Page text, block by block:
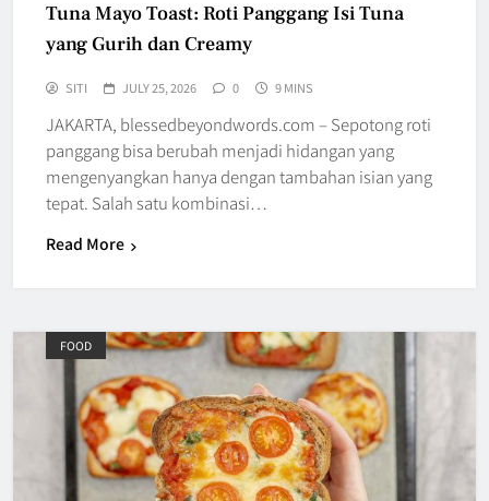
Tuna Mayo Toast: Roti Panggang Isi Tuna
yang Gurih dan Creamy
SITI JULY 25, 2026 0 9 MINS
JAKARTA, blessedbeyondwords.com – Sepotong roti
panggang bisa berubah menjadi hidangan yang
mengenyangkan hanya dengan tambahan isian yang
tepat. Salah satu kombinasi…
Read More
FOOD